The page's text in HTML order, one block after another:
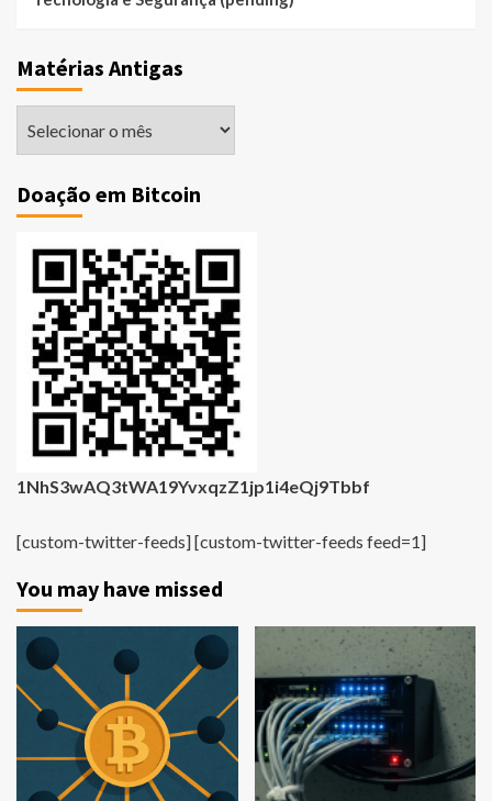
Matérias Antigas
Doação em Bitcoin
1NhS3wAQ3tWA19YvxqzZ1jp1i4eQj9Tbbf
[custom-twitter-feeds] [custom-twitter-feeds feed=1]
You may have missed